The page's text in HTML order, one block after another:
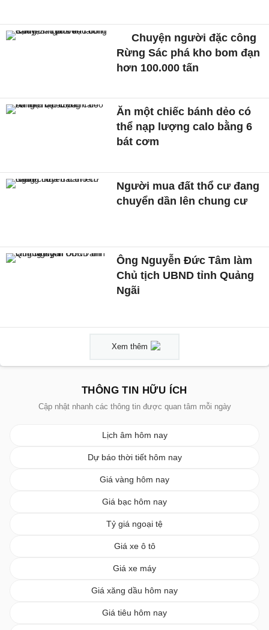
Chuyện người đặc công
Rừng Sác phá kho bom đạn
hơn 100.000 tấn
Ăn một chiếc bánh dẻo có
thể nạp lượng calo bằng 6
bát cơm
Người mua đất thổ cư đang
chuyển dần lên chung cư
Ông Nguyễn Đức Tâm làm
Chủ tịch UBND tỉnh Quảng
Ngãi
Xem thêm
THÔNG TIN HỮU ÍCH
Cập nhật nhanh các thông tin được quan tâm mỗi ngày
Lịch âm hôm nay
Dự báo thời tiết hôm nay
Giá vàng hôm nay
Giá bạc hôm nay
Tỷ giá ngoại tệ
Giá xe ô tô
Giá xe máy
Giá xăng dầu hôm nay
Giá tiêu hôm nay